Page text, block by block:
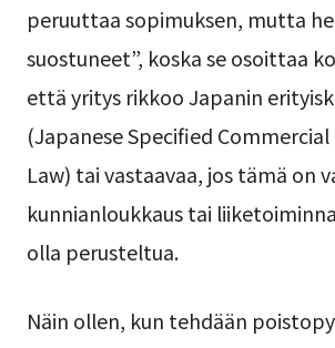
peruuttaa sopimuksen, mutta
suostuneet”, koska se osoittaa
että yritys rikkoo Japanin
(Japanese Specified
Law) tai vastaavaa, jos tämä on
kunnianloukkaus tai
olla perusteltua.
Näin ollen, kun tehdään